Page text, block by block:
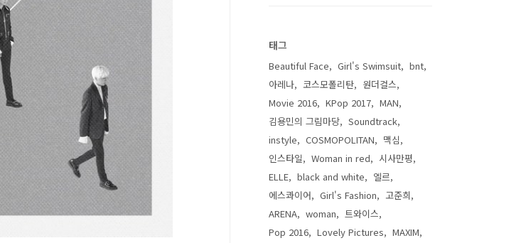
태그
Beautiful Face Girl's Swimsuit
bnt
아레나
코스모폴리탄
원더걸스
Movie 2016
KPop 2017
MAN
김용민의 그림마당
Soundtrack
instyle
COSMOPOLITAN
맥심
인스타일
Woman in red
시사만평
ELLE
black and white
엘르
에스콰이어
Girl's Fashion
고준희
ARENA
woman
트와이스
Pop 2016
Lovely Pictures
MAXIM